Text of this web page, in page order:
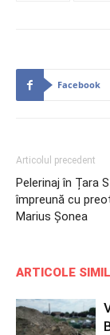
Facebook
Articolul precedent
Pelerinaj în Țara
împreună cu
Marius Șonea
ARTICOLE